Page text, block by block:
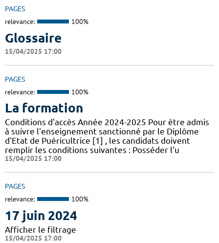
PAGES
relevance: 100%
Glossaire
15/04/2025 17:00
PAGES
relevance: 100%
La formation
Conditions d'accès Année 2024-2025 Pour être admis
à suivre l'enseignement sanctionné par le Diplôme
d'Etat de Puéricultrice [1] , les candidats doivent
remplir les conditions suivantes : Posséder l'u
15/04/2025 17:00
PAGES
relevance: 100%
17 juin 2024
Afficher le filtrage
15/04/2025 17:00